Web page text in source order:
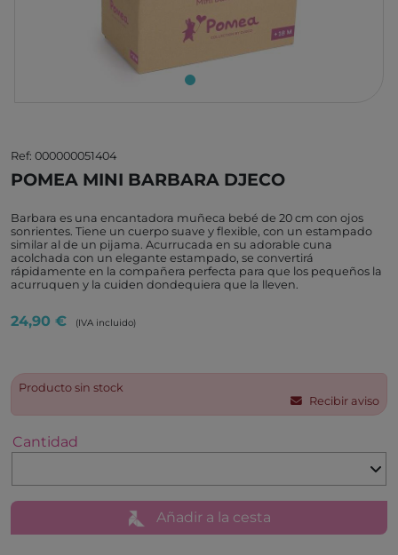
Ref: 000000051404
POMEA MINI BARBARA DJECO
Barbara es una encantadora muñeca bebé de 20 cm con ojos
sonrientes. Tiene un cuerpo suave y flexible, con un estampado
similar al de un pijama. Acurrucada en su adorable cuna
acolchada con un elegante estampado, se convertirá
rápidamente en la compañera perfecta para que los pequeños la
acurruquen y la cuiden dondequiera que la lleven.
24,90 € (IVA incluido)
Producto sin stock
Recibir aviso
Cantidad
Añadir a la cesta